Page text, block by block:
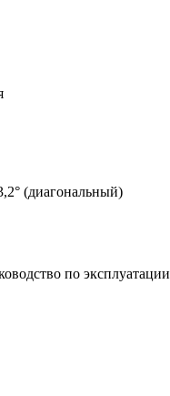
(диагональный)
по